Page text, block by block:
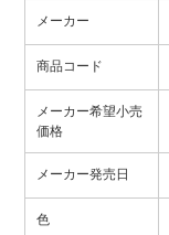
メーカー
商品コード
メーカー希望小売
価格
メーカー発売日
色